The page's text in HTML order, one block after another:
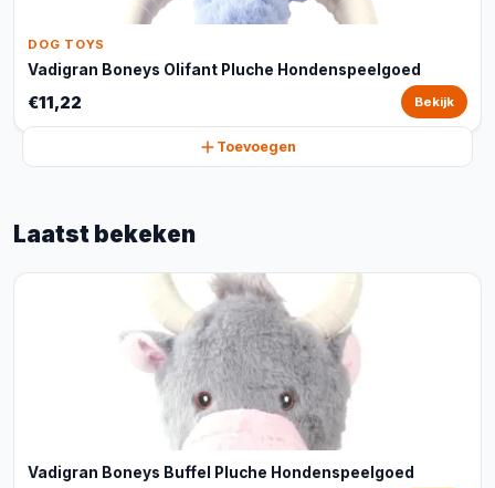
DOG TOYS
Vadigran Boneys Olifant Pluche Hondenspeelgoed
€11,22 Bekijk
Toevoegen
Laatst bekeken
Vadigran Boneys Buffel Pluche Hondenspeelgoed